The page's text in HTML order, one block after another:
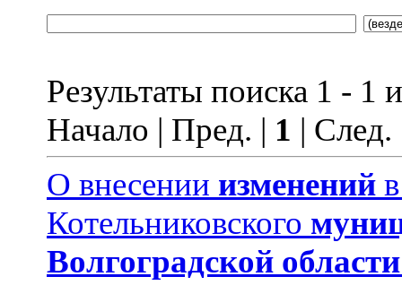
Результаты поиска 1 - 1
Начало | Пред. | 1 |
О внесении изменений
Котельниковского
Волгоградской области